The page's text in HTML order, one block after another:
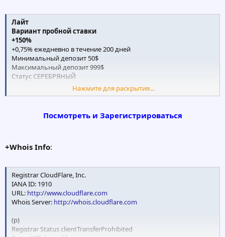
Лайт
Вариант пробной ставки
+150%
+0,75% ежедневно в течение 200 дней
Минимальный депозит 50$
Максимальный депозит 999$
Статус СЕРЕБРЯНЫЙ
Стандартный
+0,8% ежедневно в течение 210 дней
Статус ЗОЛОТО
Передовой
Популярный вариант заработка
+198%
+0,9% ежедневно в течение 220 дней
Минимальный депозит 5 000$
Статус САПФИР
Нажмите для раскрытия...
Посмотреть и Зарегистрироваться
+Whois Info:
Registrar CloudFlare, Inc.
IANA ID: 1910
URL: http://www.cloudflare.com
Whois Server: http://whois.cloudflare.com
(p)
Registrar Status clientTransferProhibited